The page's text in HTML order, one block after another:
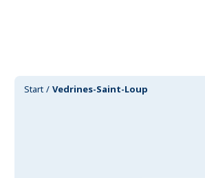
Start Vedrines-Saint-Loup